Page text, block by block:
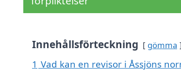
Innehållsförteckning gömma
1 Vad kan en revisor i Åssjöns